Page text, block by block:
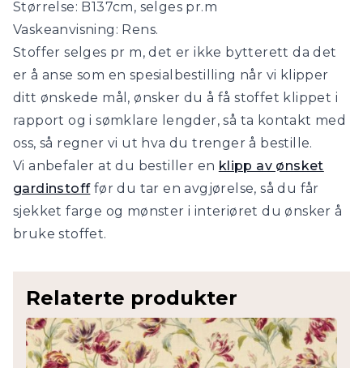
Størrelse: B137cm, selges pr.m
Vaskeanvisning: Rens.
Stoffer selges pr m, det er ikke bytterett da det
er å anse som en spesialbestilling når vi klipper
ditt ønskede mål, ønsker du å få stoffet klippet i
rapport og i sømklare lengder, så ta kontakt med
oss, så regner vi ut hva du trenger å bestille.
Vi anbefaler at du bestiller en klipp av ønsket
gardinstofffør du tar en avgjørelse, så du får
sjekket farge og mønster i interiøret du ønsker å
bruke stoffet.
Relaterte produkter